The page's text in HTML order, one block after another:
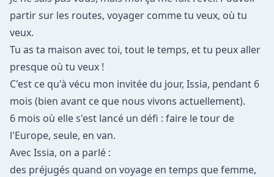
partir sur les routes, voyager comme tu veux, où tu
veux.
Tu as ta maison avec toi, tout le temps, et tu peux aller
presque où tu veux !
C'est ce qu'à vécu mon invitée du jour, Issia, pendant 6
mois (bien avant ce que nous vivons actuellement).
6 mois où elle s'est lancé un défi : faire le tour de
l'Europe, seule, en van.
Avec Issia, on a parlé :
des préjugés quand on voyage en temps que femme,